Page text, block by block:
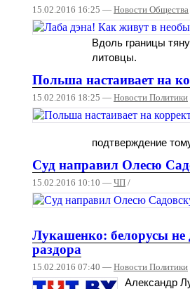
15.02.2016 16:25 — Новости Общества
Вдоль границы
литовцы.
Польша настаивает на
15.02.2016 18:25 — Новости Политики
подтверждение
Суд направил Олесю
15.02.2016 10:10 — ЧП /
Лукашенко: белорусы не
раздора
15.02.2016 07:40 — Новости Политики
Александр